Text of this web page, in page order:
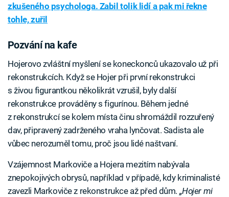
zkušeného psychologa. Zabil tolik lidí a pak mi řekne
tohle, zuřil
Pozvání na kafe
Hojerovo zvláštní myšlení se koneckonců ukazovalo už při
rekonstrukcích. Když se Hojer při první rekonstrukci
s živou figurantkou několikrát vzrušil, byly další
rekonstrukce prováděny s figurínou. Během jedné
z rekonstrukcí se kolem místa činu shromáždil rozzuřený
dav, připravený zadrženého vraha lynčovat. Sadista ale
vůbec nerozuměl tomu, proč jsou lidé naštvaní.
Vzájemnost Markoviče a Hojera mezitím nabývala
znepokojivých obrysů, například v případě, kdy kriminalisté
zavezli Markoviče z rekonstrukce až před dům. „Hojer mi